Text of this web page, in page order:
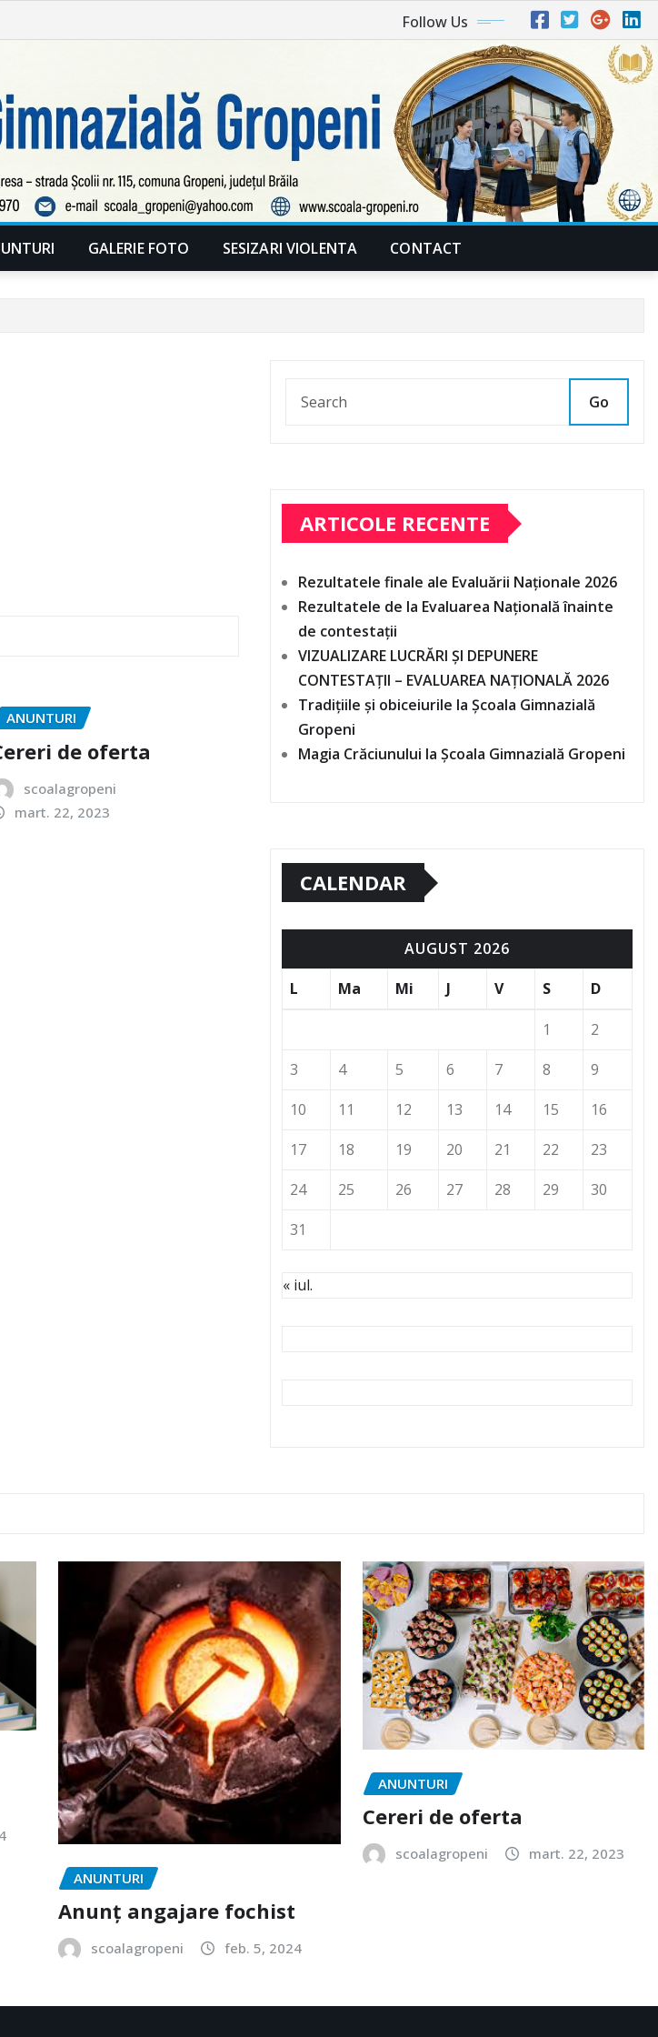
Follow Us
GALERIE FOTO SESIZARI VIOLENTA CONTACT
ANUNTURI
de oferta
scoalagropeni
mart. 22, 2023
Go
ARTICOLE RECENTE
Rezultatele finale ale Evaluării Naționale 2026
Rezultatele de la Evaluarea Națională înainte
de contestații
VIZUALIZARE LUCRĂRI ȘI DEPUNERE
CONTESTAȚII – EVALUAREA NAȚIONALĂ 2026
Tradițiile și obiceiurile la Școala Gimnazială
Gropeni
Magia Crăciunului la Școala Gimnazială Gropeni
CALENDAR
AUGUST 2026
L
Ma Mi J V S D
1
2
3
4 5 6 7 8
9
10
11 12 13 14 15
16
17
18 19 20 21 22
23
24
25 26 27 28 29
30
31
« iul.
ANUNTURI
Anunț angajare fochist
scoalagropeni feb. 5, 2024
ANUNTURI
Cereri de oferta
scoalagropeni mart. 22, 2023